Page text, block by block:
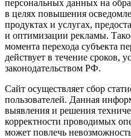
персональных данных на
в целях повышения
продуктах и услугах,
и оптимизации рекламы.
момента перехода субъекта
действует в течение сроков,
законодательством РФ.
Сайт осуществляет сбор
пользователей. Данная
выявления и решения
корректности проводимых
может повлечь